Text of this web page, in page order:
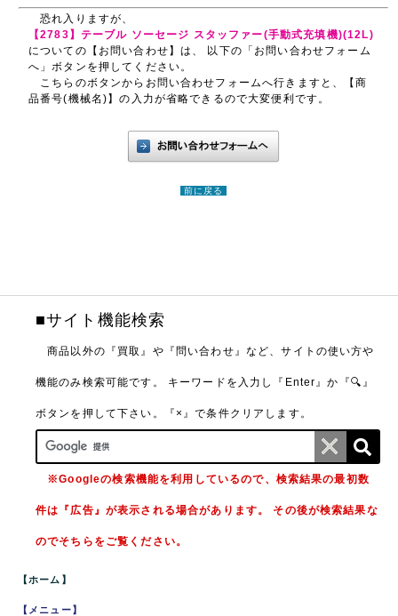
恐れ入りますが、
【2783】テーブル ソーセージ スタッファー(手動式充填機)(12L)
についての【お問い合わせ】は、 以下の「お問い合わせフォーム
へ」ボタンを押してください。
こちらのボタンからお問い合わせフォームへ行きますと、【商
品番号(機械名)】の入力が省略できるので大変便利です。
前に戻る
■サイト機能検索
商品以外の『買取』や『問い合わせ』など、サイトの使い方や
機能のみ検索可能です。 キーワードを入力し『Enter』か『🔍』
ボタンを押して下さい。『×』で条件クリアします。
※Googleの検索機能を利用しているので、検索結果の最初数
件は『広告』が表示される場合があります。 その後が検索結果な
のでそちらをご覧ください。
【ホーム】
【メニュー】